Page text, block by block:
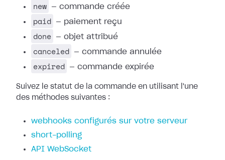
new — commande créée
paid — paiement reçu
done — objet attribué
canceled — commande annulée
expired — commande expirée
Suivez le statut de la commande en utilisant l'une
des méthodes suivantes :
webhooks configurés sur votre serveur
short-polling
API WebSocket